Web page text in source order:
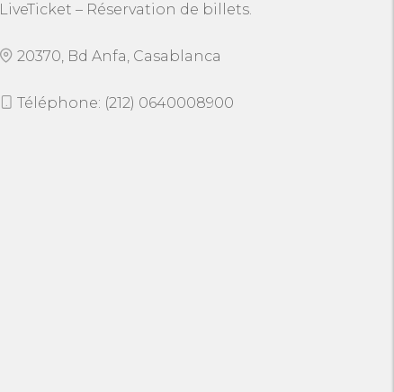
LiveTicket – Réservation de billets.
20370, Bd Anfa, Casablanca
Téléphone: (212) 0640008900